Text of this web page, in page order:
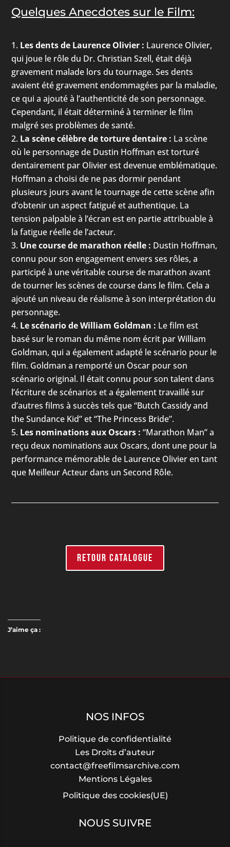
Quelques Anecdotes sur le Film:
Les dents de Laurence Olivier : Laurence Olivier,
qui joue le rôle du Dr. Christian Szell, était déjà
gravement malade lors du tournage. Ses dents
avaient été gravement endommagées par la maladie,
ce qui a ajouté à l’authenticité de son personnage.
Cependant, il était déterminé à terminer le film
malgré ses problèmes de santé.
La scène célèbre de torture dentaire : La scène
où le personnage de Dustin Hoffman est torturé
dentairement par Olivier est devenue emblématique.
Hoffman a choisi de ne pas dormir pendant
plusieurs jours avant le tournage de cette scène afin
d’obtenir un aspect fatigué et authentique. La
tension palpable à l’écran est en partie attribuable à
la fatigue réelle de l’acteur.
Une course de marathon réelle : Dustin Hoffman,
connu pour son engagement envers ses rôles, a
participé à une véritable course de marathon avant
de tourner les scènes de course dans le film. Cela a
ajouté un niveau de réalisme à son interprétation du
personnage.
Le scénario de William Goldman : Le film est
basé sur le roman du même nom écrit par William
Goldman, qui a également adapté le scénario pour le
film. Goldman a remporté un Oscar pour son
scénario original. Il était connu pour son talent dans
l’écriture de scénarios et a également travaillé sur
d’autres films à succès tels que “Butch Cassidy and
the Sundance Kid” et “The Princess Bride”.
Les nominations aux Oscars : “Marathon Man” a
reçu deux nominations aux Oscars, dont une pour la
performance mémorable de Laurence Olivier en tant
que Meilleur Acteur dans un Second Rôle.
RETOUR CATALOGUE
J’aime ça :
NOS INFOS
Politique de confidentialité
Les Droits d’auteur
contact@freefilmsarchive.com
Mentions Légales
Politique des cookies(UE)
NOUS SUIVRE